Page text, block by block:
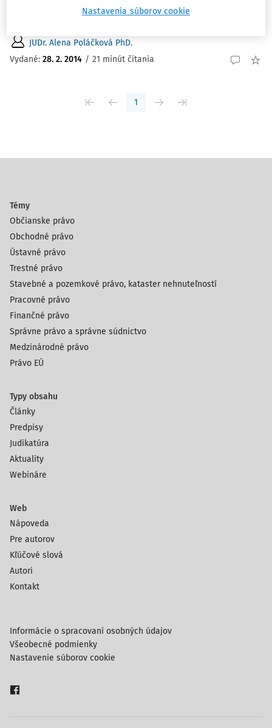
ústavy o zmenách v justícii) V ostatnom čase sme
JUDr. Alena Poláčková PhD.
Vydané: 28. 2. 2014 / 21 minút čítania
1
Témy
Občianske právo
Obchodné právo
Ústavné právo
Trestné právo
Stavebné a pozemkové právo, kataster nehnuteľností
Pracovné právo
Finančné právo
Správne právo a správne súdnictvo
Medzinárodné právo
Právo EÚ
Typy obsahu
Články
Predpisy
Judikatúra
Aktuality
Webináre
Web
Nápoveda
Pre autorov
Kľúčové slová
Autori
Kontakt
Informácie o spracovaní osobných údajov
Všeobecné podmienky
Nastavenie súborov cookie
Nastavenia súborov cookie